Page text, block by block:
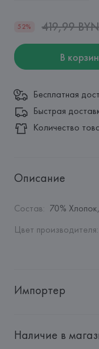
52% 419,99 BYN
В
Бесплатная
Быстрая
Количество
Описание
Состав: 70%
Цвет производителя:
Импортер
"Авикойл
Наличие в